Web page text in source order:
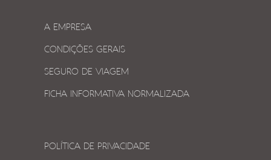
A EMPRESA
CONDIÇÕES GERAIS
SEGURO DE VIAGEM
FICHA INFORMATIVA NORMALIZADA
POLÍTICA DE PRIVACIDADE